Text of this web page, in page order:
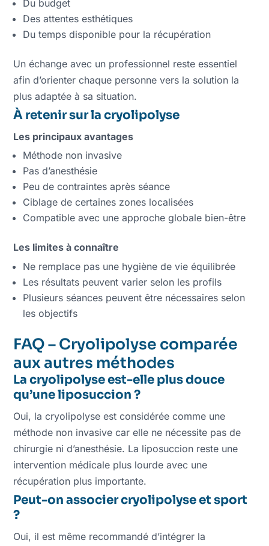
Du budget
Des attentes esthétiques
Du temps disponible pour la récupération
Un échange avec un professionnel reste essentiel
afin d’orienter chaque personne vers la solution la
plus adaptée à sa situation.
À retenir sur la cryolipolyse
Les principaux avantages
Méthode non invasive
Pas d’anesthésie
Peu de contraintes après séance
Ciblage de certaines zones localisées
Compatible avec une approche globale bien-être
Les limites à connaître
Ne remplace pas une hygiène de vie équilibrée
Les résultats peuvent varier selon les profils
Plusieurs séances peuvent être nécessaires selon
les objectifs
FAQ – Cryolipolyse comparée
aux autres méthodes
La cryolipolyse est-elle plus douce
qu’une liposuccion ?
Oui, la cryolipolyse est considérée comme une
méthode non invasive car elle ne nécessite pas de
chirurgie ni d’anesthésie. La liposuccion reste une
intervention médicale plus lourde avec une
récupération plus importante.
Peut-on associer cryolipolyse et sport
?
Oui, il est même recommandé d’intégrer la